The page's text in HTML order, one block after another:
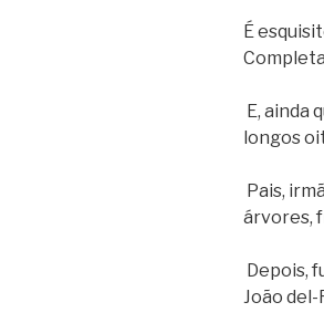
É
E, ainda
longos
Pais,
árvores,
Depois,
João del-